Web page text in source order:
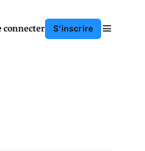
connecter S'inscrire